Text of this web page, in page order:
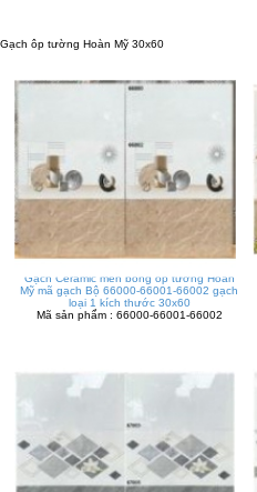
Gạch ôp tường Hoàn Mỹ 30x60
Gạch Ceramic men bóng ốp tường Hoàn
Mỹ mã gạch Bộ 66000-66001-66002 gạch
loại 1 kích thước 30x60
Mã sản phẩm : 66000-66001-66002